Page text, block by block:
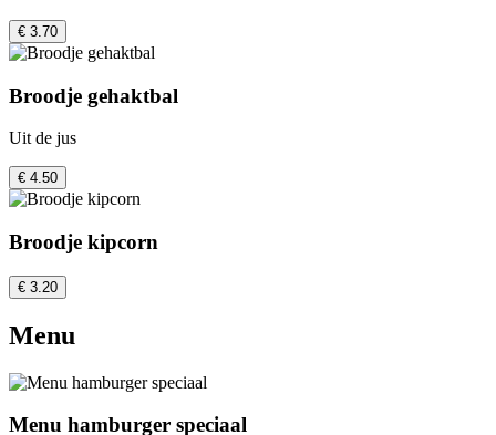
€ 3.70
Broodje gehaktbal
Uit de jus
€ 4.50
Broodje kipcorn
€ 3.20
Menu
Menu hamburger speciaal